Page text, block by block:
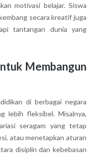
motivasi belajar. Siswa
secara kreatif juga
tantangan dunia yang
Membangun
di berbagai negara
lebih fleksibel. Misalnya,
seragam yang tetap
atau menetapkan aturan
disiplin dan kebebasan